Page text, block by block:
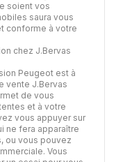
soient vos
saura vous
conforme à votre
chez J.Bervas
Peugeot est à
vente J.Bervas
de vous
et à votre
vous appuyer sur
ne fera apparaître
ou vous pouvez
Vous